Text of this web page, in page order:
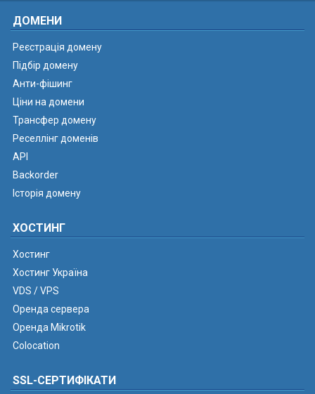
ДОМЕНИ
Реєстрація домену
Підбір домену
Анти-фішинг
Ціни на домени
Трансфер домену
Реселлінг доменів
API
Backorder
Історія домену
ХОСТИНГ
Хостинг
Хостинг Україна
VDS / VPS
Оренда сервера
Оренда Mikrotik
Colocation
SSL-СЕРТИФІКАТИ